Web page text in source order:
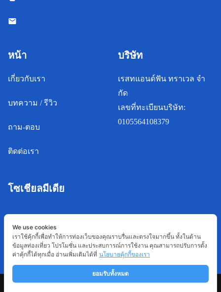
หน้า
เกี่ยวกับเรา
บทความ / รีวิว
ถาม-ตอบ
ติดต่อเรา
บริษัท
เรสทแอนด์ฟัน ทราเวล จํา
กัด
เลขที่ทะเบียนบริษัท:
0105564108379
โซเชียลมีเดีย
We use cookies
เราใช้คุ้กกี้เพื่อทำให้การท่องเว็บของคุณราบรื่นและตรงใจมากขึ้น ทั้งในด้าน
ข้อมูลท่องเที่ยว โปรโมชั่น และประสบการณ์การใช้งาน คุณสามารถปรับการตั้ง
ค่าคุ้กกี้ได้ทุกเมื่อ อ่านเพิ่มเติมได้ที่ นโยบายคุ้กกี้ของเรา
ยอมรับทั้งหมด